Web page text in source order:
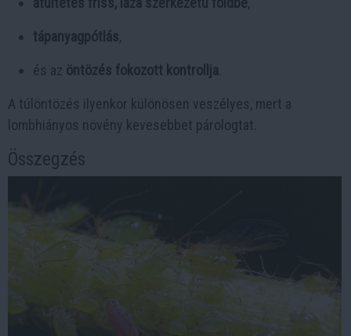
tápanyagpótlás,
és az öntözés fokozott kontrollja
A túlöntözés ilyenkor különösen veszélyes, mert a
lombhiányos növény kevesebbet párologtat.
Összegzés